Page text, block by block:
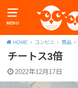
MENU
HOME コンビニ 商品
チートス3倍
2022年12月17日